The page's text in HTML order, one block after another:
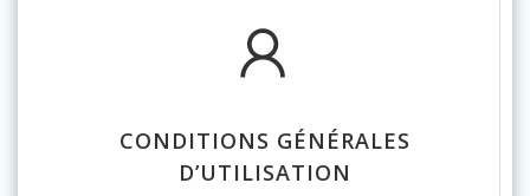
CONDITIONS GÉNÉRALES
D’UTILISATION